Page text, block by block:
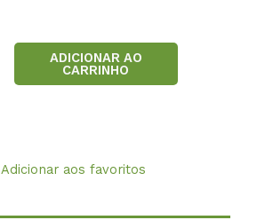
ADICIONAR AO
CARRINHO
Adicionar aos favoritos